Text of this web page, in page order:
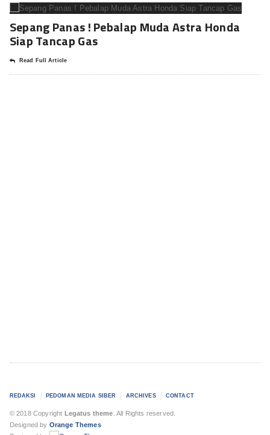
Sepang Panas ! Pebalap Muda Astra Honda
Siap Tancap Gas
Read Full Article
REDAKSI PEDOMAN MEDIA SIBER ARCHIVES CONTACT
© 2018 Copyright Legatus theme. All Rights reserved.
Designed by Orange Themes